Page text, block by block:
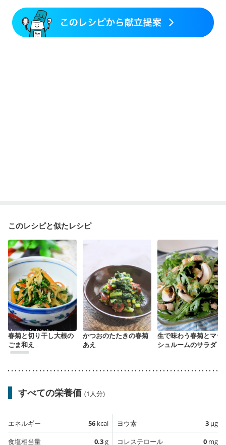
飲み込みにくい
妊婦健診・体重増加が気になる（初期）
妊婦健診・血圧が気になる（初期）
このレシピと似たレシピ
春菊と切り干し大根の
ごま和え
かつおのたたきの春菊
あえ
生で味わう春菊とマッ
シュルームのサラダ
すべての栄養価 (1人分)
エネルギー 56 kcal
食塩相当量
0.3g
ヨウ素 3 µg
コレステロール
0 mg